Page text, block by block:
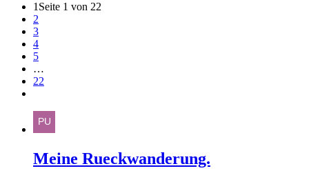
1 Seite 1 von 22
2
3
4
5
…
22
Meine Rueckwanderung.